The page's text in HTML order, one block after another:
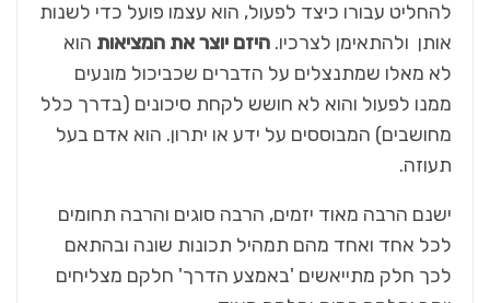
להחליט עבורו כיצד לפעול, הוא עצמו פועל כדי לשנות
אותן ולהתאימן לצרכיו. היזם יוצר את המציאות הוא
לא מאלו שמתנצלים על הדברים שכביכול מונעים
ממנו לפעול והוא לא חושש לקחת סיכונים (בדרך כלל
מחושבים) המבוססים על ידע או יתרון. הוא אדם בעל
תעוזה.
ישנם הרבה מאוד יזמים, הרבה סוגים והרבה תחומים
לכל אחד ואחד מהם תמהיל תכונות שונה ובהתאם
לכך חלק מתייאשים 'באמצע הדרך' חלקם מצליחים